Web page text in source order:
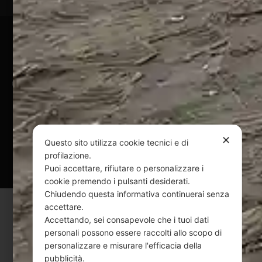
Pagamenti Sicuri
@ Copyright 2024 Webpesca è un brand Intent di Federico
Andrenacci P.Iva 01917920678
Via G. Galilei n. 2 – 64018 Tortoreto TE | REA TE-168019 |
Mail:info@webpesca.it| Pec:federicoandrenacci@pec.it
Questo sito è protetto da Google reCAPTCHA
Privacy Policy eTerms of Servicedi Google.
✕
Questo sito utilizza cookie tecnici e di
profilazione.
Puoi accettare, rifiutare o personalizzare i
cookie premendo i pulsanti desiderati.
Chiudendo questa informativa continuerai senza
accettare.
Accettando, sei consapevole che i tuoi dati
personali possono essere raccolti allo scopo di
personalizzare e misurare l'efficacia della
pubblicità.